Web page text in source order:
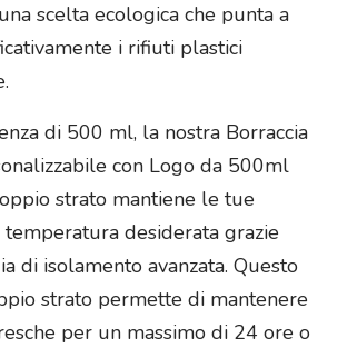
scelta ecologica che punta a
i rifiuti plastici
di 500 ml, la nostra Borraccia
con Logo da 500ml
strato mantiene le tue
desiderata grazie
di isolamento avanzata. Questo
strato permette di mantenere
per un massimo di 24 ore o